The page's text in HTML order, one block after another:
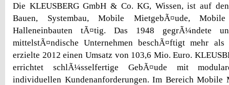
Die KLEUSBERG GmbH & Co. KG, Wissen, ist auf
Bauen, Systembau, Mobile MietgebÃ¤ude,
Halleneinbauten tÃ¤tig. Das 1948 gegrÃ¼ndete
mittelstÃ¤ndische Unternehmen beschÃ¤ftigt mehr
erzielte 2012 einen Umsatz von 103,6 Mio. Euro.
errichtet schlÃ¼sselfertige GebÃ¤ude mit
individuellen Kundenanforderungen. Im Bereich Mobile